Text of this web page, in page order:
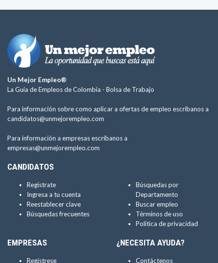
Un Mejor Empleo®
La Guía de Empleos de Colombia - Bolsa de Trabajo
Para información sobre como aplicar a ofertas de empleo escríbanos a
candidatos@unmejorempleo.com
Para información a empresas escríbanos a
empresas@unmejorempleo.com
CANDIDATOS
Regístrate
Ingresa a tu cuenta
Reestablecer clave
Búsquedas frecuentes
Búsquedas por
Departamento
Buscar empleo
Términos de uso
Política de privacidad
EMPRESAS
Regístrese
¿NECESITA AYUDA?
Contáctenos